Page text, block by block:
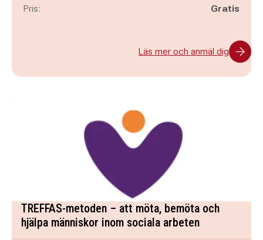
Pris: Gratis
Läs mer och anmäl dig
TREFFAS-metoden – att möta, bemöta och
hjälpa människor inom sociala arbeten